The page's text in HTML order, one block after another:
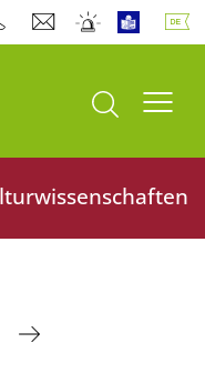
Suche öffnen